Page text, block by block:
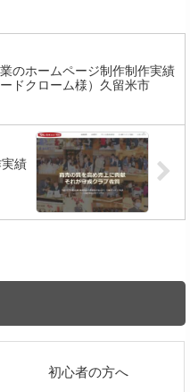
のホームページ制作制作実績
ードクローム様）久留米市
績
初心者の方へ